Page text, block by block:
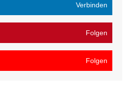
Verbinden
Folgen
Folgen